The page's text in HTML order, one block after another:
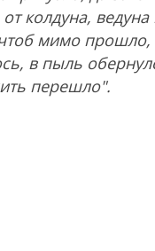
колдуна,
мимо прошло,
в пыль
перешло".